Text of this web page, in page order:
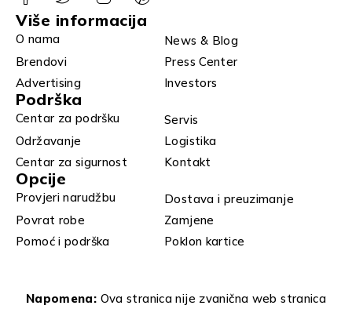
Više informacija
O nama
News & Blog
Brendovi
Press Center
Advertising
Investors
Podrška
Centar za podršku
Servis
Održavanje
Logistika
Centar za sigurnost
Kontakt
Opcije
Provjeri narudžbu
Dostava i preuzimanje
Povrat robe
Zamjene
Pomoć i podrška
Poklon kartice
Napomena: Ova stranica nije zvanična web stranica